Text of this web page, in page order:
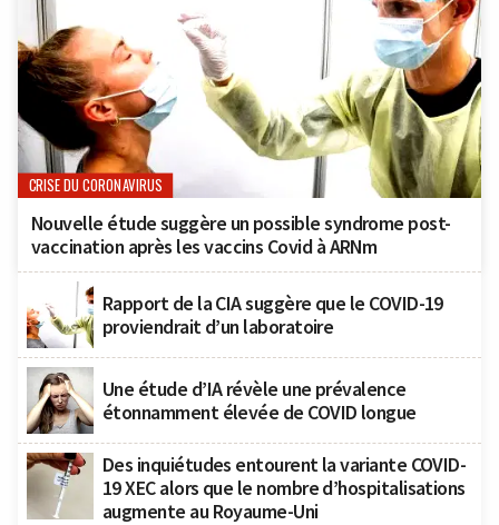
CRISE DU CORONAVIRUS
Nouvelle étude suggère un possible syndrome post-
vaccination après les vaccins Covid à ARNm
Rapport de la CIA suggère que le COVID-19
proviendrait d’un laboratoire
Une étude d’IA révèle une prévalence
étonnamment élevée de COVID longue
Des inquiétudes entourent la variante COVID-
19 XEC alors que le nombre d’hospitalisations
augmente au Royaume-Uni